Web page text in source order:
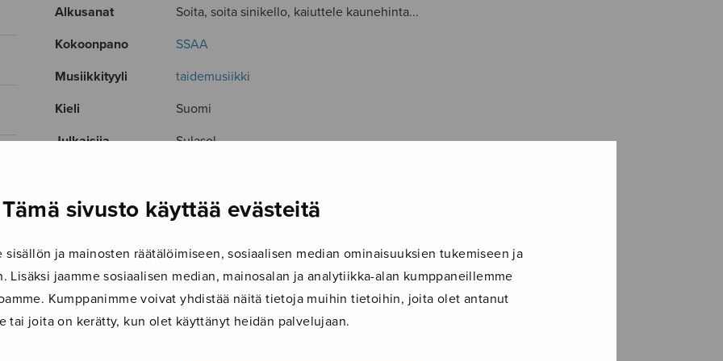
Tämä sivusto käyttää evästeitä
sisällön ja mainosten räätälöimiseen, sosiaalisen median ominaisuuksien tukemiseen ja
Lisäksi jaamme sosiaalisen median, mainosalan ja analytiikka-alan kumppaneillemme
Kumppanimme voivat yhdistää näitä tietoja muihin tietoihin, joita olet antanut
tai joita on kerätty, kun olet käyttänyt heidän palvelujaan.
Alkusanat
Soita, soita sinikello, kaiuttele kaunehinta...
Kokoonpano
SSAA
Musiikkityyli
taidemusiikki
Kieli
Suomi
Julkaisija
Sulasol
Osastot
Diskanttikuoro
Sivumäärä
1
TUTUSTU MYÖS